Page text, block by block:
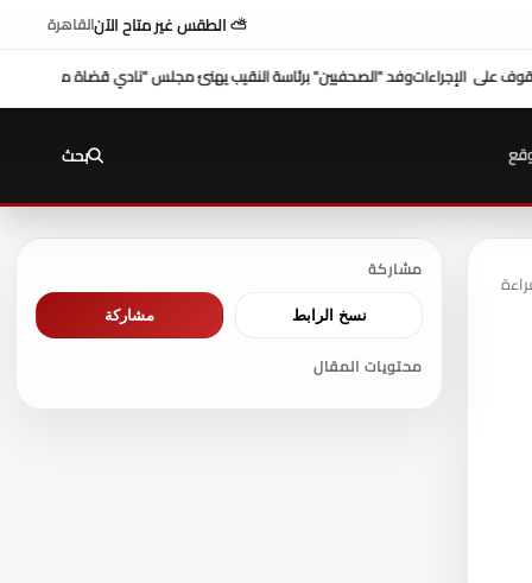
⛅ الطقس غير متاح الآنالقاهرة
شكري عازر منسق لجنة الدفاع عن أموال التأمينات: بطرس غالي بيلعب بالبيضةمصر"
بحث
مشاركة
نسخ الرابط مشاركة
محتويات المقال